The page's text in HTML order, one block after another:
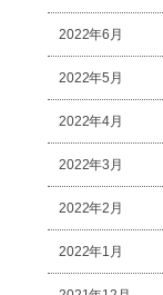
2022年6月
2022年5月
2022年4月
2022年3月
2022年2月
2022年1月